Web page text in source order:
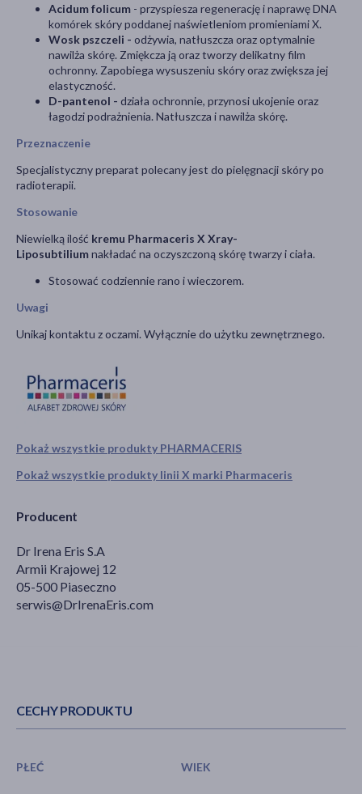
Pokaż wszystkie produkty PHARMACERIS
Pokaż wszystkie produkty linii X marki Pharmaceris
Producent
Dr Irena Eris S.A
Armii Krajowej 12
05-500 Piaseczno
serwis@DrIrenaEris.com
Acidum folicum - przyspiesza regenerację i naprawę DNA
komórek skóry poddanej naświetleniom promieniami X.
Wosk pszczeli - odżywia, natłuszcza oraz optymalnie
nawilża skórę. Zmiękcza ją oraz tworzy delikatny film
ochronny. Zapobiega wysuszeniu skóry oraz zwiększa jej
elastyczność.
D-pantenol - działa ochronnie, przynosi ukojenie oraz
łagodzi podrażnienia. Natłuszcza i nawilża skórę.
Przeznaczenie
Specjalistyczny preparat polecany jest do pielęgnacji skóry po
radioterapii.
Stosowanie
Niewielką ilość kremu Pharmaceris X Xray-
Liposubtiliumnakładać na oczyszczoną skórę twarzy i ciała.
Stosować codziennie rano i wieczorem.
Uwagi
Unikaj kontaktu z oczami. Wyłącznie do użytku zewnętrznego.
CECHY PRODUKTU
PŁEĆ WIEK